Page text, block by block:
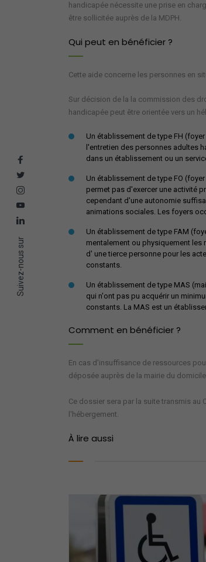
Suivez-nous sur
handicapée nécessite une prise en
être sollicitée auprès de la MDPH.
Qui peut en bénéficier ?
Cette aide concerne les personnes en
Sur décision de la la commission des
handicapée peut être orientée vers un
Un établissement de type FH
l'entretien des personnes adultes
dans un établissement ou un
Un établissement de type FO
permet pas d'exercer une activité
cependant d'une autonomie
animations sociales. Les foyers
Un établissement de type FAM
mentalement ou physiquement
d' une tierce personne pour les
constants.
Un établissement de type MAS
qui n'ont pas pu acquérir un
constants. La MAS est un
Comment en bénéficier ?
En cas d'insuffisance de ressources
déposée auprès de la mairie du
Ce dossier sera par la suite transmis
l'hébergement.
À lire aussi